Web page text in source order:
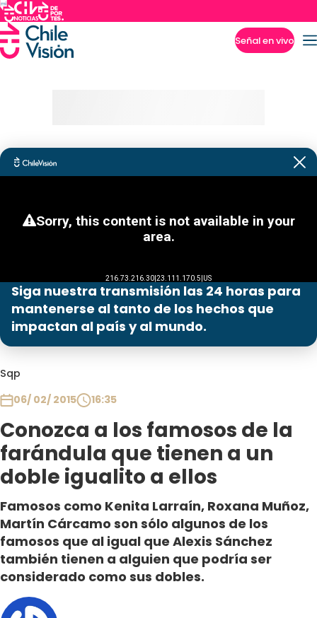
Señal en vivo
Siga nuestra transmisión las 24 horas para
mantenerse al tanto de los hechos que
impactan al país y al mundo.
Sqp
06/ 02/ 2015
16:35
Conozca a los famosos de la
farándula que tienen a un
doble igualito a ellos
Famosos como Kenita Larraín, Roxana Muñoz,
Martín Cárcamo son sólo algunos de los
famosos que al igual que Alexis Sánchez
también tienen a alguien que podría ser
considerado como sus dobles.
Programas
Plan Perfecto
Sabingo
Todos Los Programas